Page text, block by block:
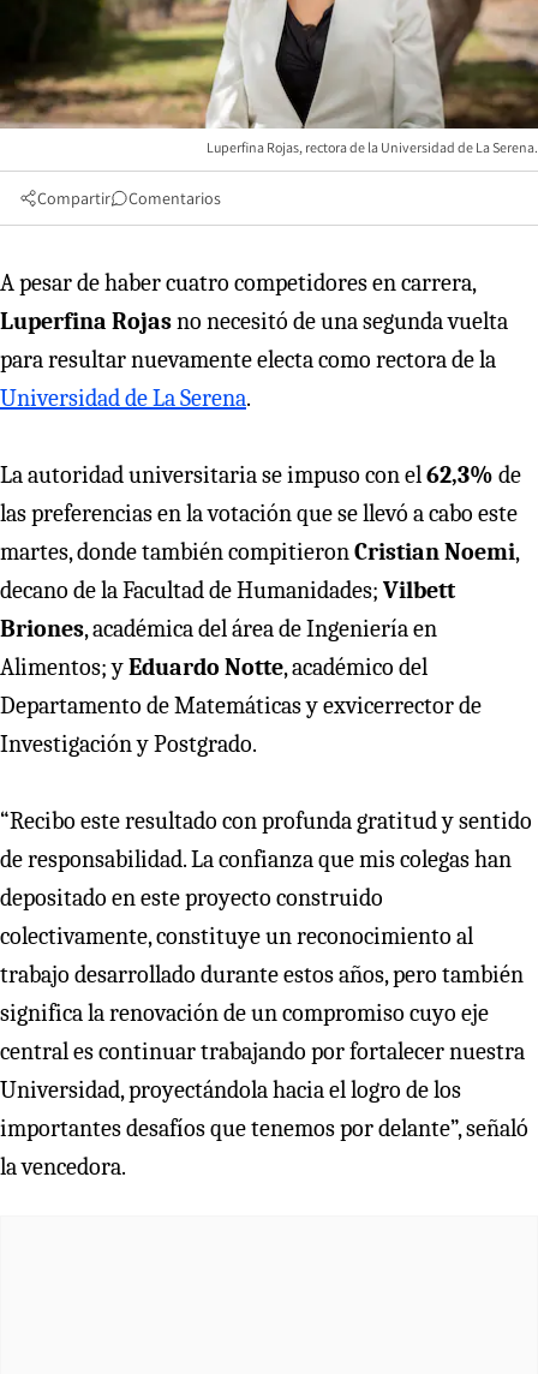
Luperfina Rojas, rectora de la Universidad de La Serena.
Compartir Comentarios
A pesar de haber cuatro competidores en carrera,
Luperfina Rojasno necesitó de una segunda vuelta
para resultar nuevamente electa como rectora de la
Universidad de La Serena.
La autoridad universitaria se impuso con el62,3% de
las preferencias en la votación que se llevó a cabo este
martes, donde también compitieronCristian Noemi,
decano de la Facultad de Humanidades; Vilbett
Briones, académica del área de Ingeniería en
Alimentos; yEduardo Notte, académico del
Departamento de Matemáticas y exvicerrector de
Investigación y Postgrado.
“Recibo este resultado con profunda gratitud y sentido
de responsabilidad. La confianza que mis colegas han
depositado en este proyecto construido
colectivamente, constituye un reconocimiento al
trabajo desarrollado durante estos años, pero también
significa la renovación de un compromiso cuyo eje
central es continuar trabajando por fortalecer nuestra
Universidad, proyectándola hacia el logro de los
importantes desafíos que tenemos por delante”, señaló
la vencedora.